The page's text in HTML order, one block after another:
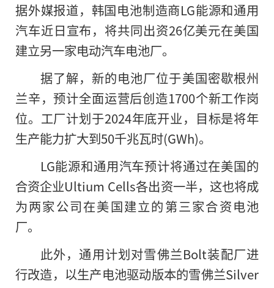
据外媒报道，韩国电池制造商LG能源和通用
汽车近日宣布，将共同出资26亿美元在美国
建立另一家电动汽车电池厂。
据了解，新的电池厂位于美国密歇根州
兰辛，预计全面运营后创造1700个新工作岗
位。工厂计划于2024年底开业，目标是将年
生产能力扩大到50千兆瓦时(GWh)。
LG能源和通用汽车预计将通过在美国的
合资企业Ultium Cells各出资一半，这也将成
为两家公司在美国建立的第三家合资电池
厂。
此外，通用计划对雪佛兰Bolt装配厂进
行改造，以生产电池驱动版本的雪佛兰Silver